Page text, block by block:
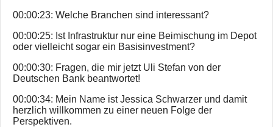
00:00:23: Welche Branchen sind interessant?
00:00:25: Ist Infrastruktur nur eine Beimischung im Depot
oder vielleicht sogar ein Basisinvestment?
00:00:30: Fragen, die mir jetzt Uli Stefan von der
Deutschen Bank beantwortet!
00:00:34: Mein Name ist Jessica Schwarzer und damit
herzlich willkommen zu einer neuen Folge der
Perspektiven.